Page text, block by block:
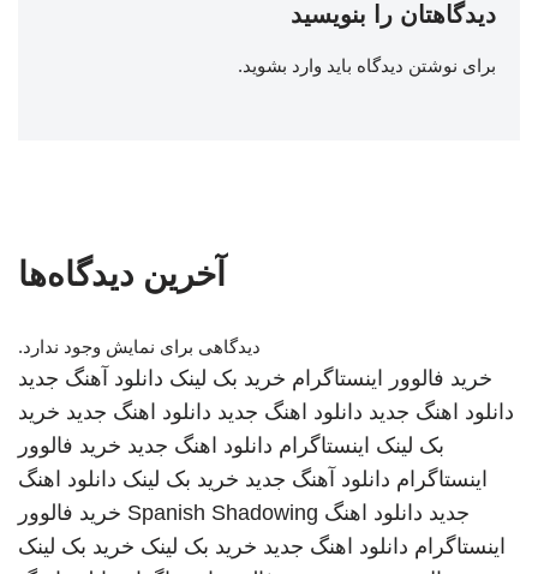
دیدگاهتان را بنویسید
برای نوشتن دیدگاه باید وارد بشوید.
آخرین دیدگاه‌ها
دیدگاهی برای نمایش وجود ندارد.
خرید فالوور اینستاگرام خرید بک لینک دانلود آهنگ جدید
دانلود اهنگ جدید دانلود اهنگ جدید دانلود اهنگ جدید خرید
بک لینک اینستاگرام دانلود اهنگ جدید خرید فالوور
اینستاگرام دانلود آهنگ جدید خرید بک لینک دانلود اهنگ
جدید دانلود اهنگ Spanish Shadowing خرید فالوور
اینستاگرام دانلود اهنگ جدید خرید بک لینک خرید بک لینک